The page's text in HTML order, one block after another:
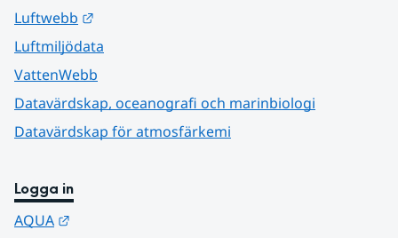
Luftwebb
Luftmiljödata
VattenWebb
Datavärdskap, oceanografi och marinbiologi
Datavärdskap för atmosfärkemi
Logga in
AQUA